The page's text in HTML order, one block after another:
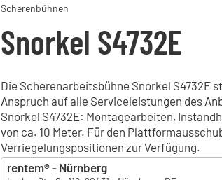
Scherenbühnen
Snorkel S4732E
Die Scherenarbeitsbühne Snorkel S4732E
Anspruch auf alle Serviceleistungen des
Snorkel S4732E: Montagearbeiten,
von ca. 10 Meter. Für den
Verriegelungspositionen zur Verfügung.
rentem® - Nürnberg